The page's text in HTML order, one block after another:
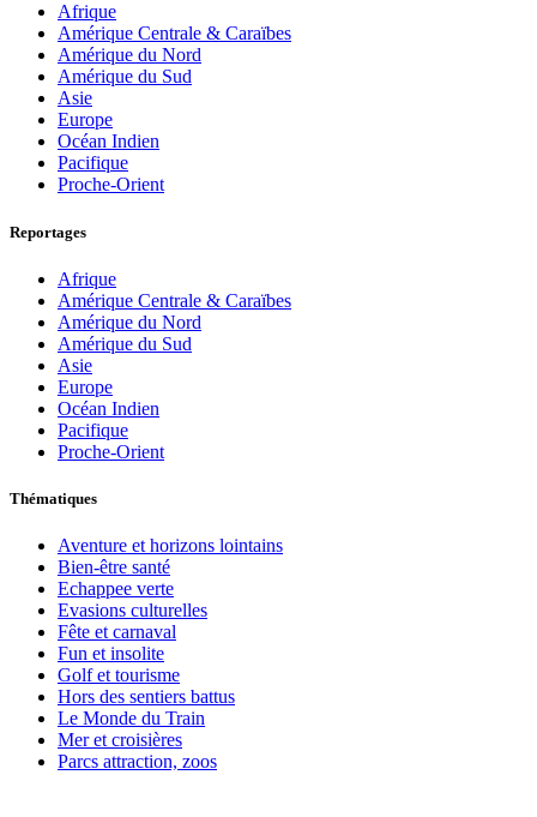
Afrique
Amérique Centrale & Caraïbes
Amérique du Nord
Amérique du Sud
Asie
Europe
Océan Indien
Pacifique
Proche-Orient
Reportages
Afrique
Amérique Centrale & Caraïbes
Amérique du Nord
Amérique du Sud
Asie
Europe
Océan Indien
Pacifique
Proche-Orient
Thématiques
Aventure et horizons lointains
Bien-être santé
Echappee verte
Evasions culturelles
Fête et carnaval
Fun et insolite
Golf et tourisme
Hors des sentiers battus
Le Monde du Train
Mer et croisières
Parcs attraction, zoos